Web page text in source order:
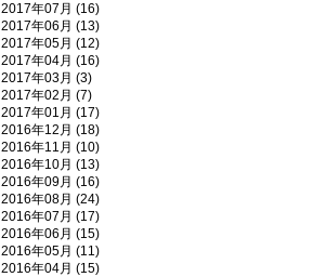
2017年07月 (16)
2017年06月 (13)
2017年05月 (12)
2017年04月 (16)
2017年03月 (3)
2017年02月 (7)
2017年01月 (17)
2016年12月 (18)
2016年11月 (10)
2016年10月 (13)
2016年09月 (16)
2016年08月 (24)
2016年07月 (17)
2016年06月 (15)
2016年05月 (11)
2016年04月 (15)